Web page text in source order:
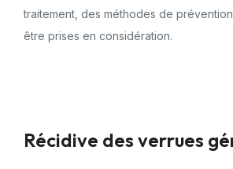
traitement, des méthodes de
être prises en considération.
Récidive des verrues